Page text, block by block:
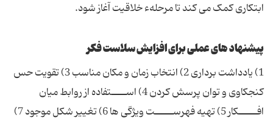
ابتکاری کمک می کند تا مرحلهء خلاقیت آغاز شود.
پیشنهاد های عملی برای افزایش سلاست فکر
1) یادداشت برداری 2) انتخاب زمان و مکان مناسب 3) تقویت حس
کنجکاوی و توان پرسش کردن 4) اســــتفاده از روابط میان
افـــــکار 5) تهیه فهرســـــت ویژگی ها 6) تغییر شکل موجود 7)